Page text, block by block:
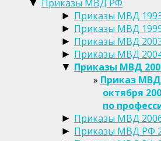
▼ Приказы МВД РФ
► Приказы МВД
► Приказы МВД
► Приказы МВД
► Приказы МВД
▼ Приказы МВД
Приказ МВД
октября
по
► Приказы МВД
► Приказы МВД РФ